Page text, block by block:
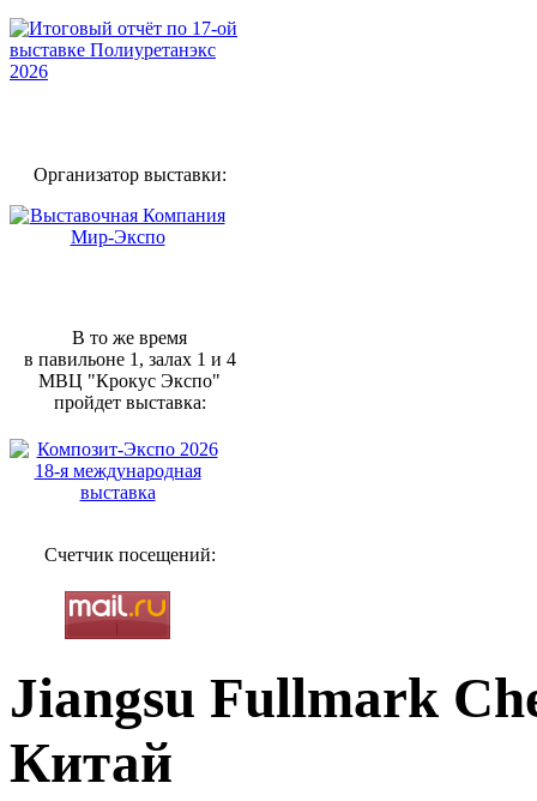
Организатор выставки:
В то же время
в павильоне 1, залах 1 и 4
МВЦ "Крокус Экспо"
пройдет выставка:
Счетчик посещений:
Jiangsu Fullmark
Китай